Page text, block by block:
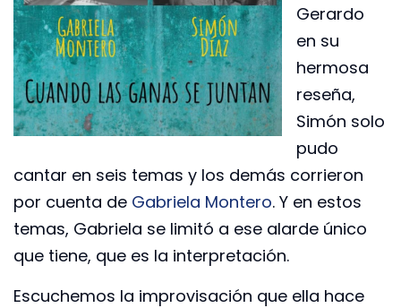
Gerardo
en su
hermosa
reseña,
Simón solo
pudo
cantar en seis temas y los demás corrieron
por cuenta de Gabriela Montero. Y en estos
temas, Gabriela se limitó a ese alarde único
que tiene, que es la interpretación.
Escuchemos la improvisación que ella hace